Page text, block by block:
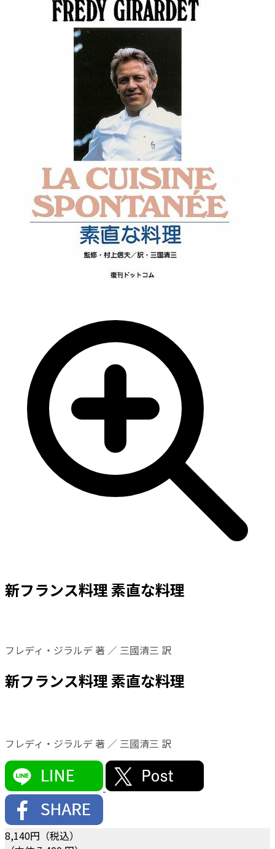
新フランス料理 素直な料理
フレディ・ジラルデ 著 ／ 三國清三 訳
新フランス料理 素直な料理
フレディ・ジラルデ 著 ／ 三國清三 訳
8,140円（税込）